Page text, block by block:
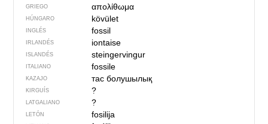
GRIEGO απολίθωμα
HÚNGARO kövület
INGLÉS fossil
IRLANDÉS iontaise
ISLANDÉS steingervingur
ITALIANO fossile
KAZAJO тас болушылық
KIRGUÍS ?
LATGALIANO ?
LETÓN fosilija